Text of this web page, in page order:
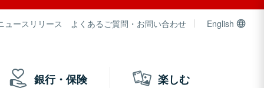
ュースリリース よくあるご質問・お問い合わせ English
銀行・保険 楽しむ